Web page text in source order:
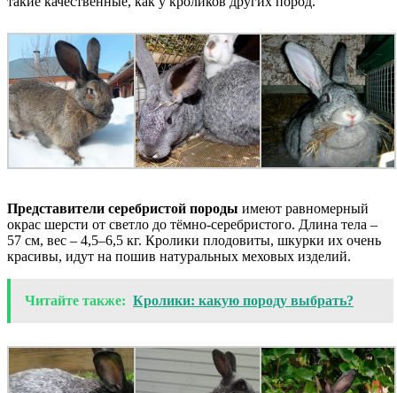
Представители серебристой породы имеют равномерный
окрас шерсти от светло до тёмно-серебристого. Длина тела –
57 см, вес – 4,5–6,5 кг. Кролики плодовиты, шкурки их очень
красивы, идут на пошив натуральных меховых изделий.
Читайте также: Кролики: какую породу выбрать?